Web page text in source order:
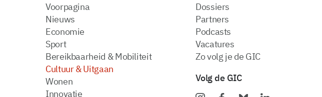
Voorpagina
Nieuws
Economie
Sport
Bereikbaarheid & Mobiliteit
Cultuur & Uitgaan
Wonen
Innovatie
dossiers
partners
podcasts
vacatures
zo volg je de GIC
Volg de GIC